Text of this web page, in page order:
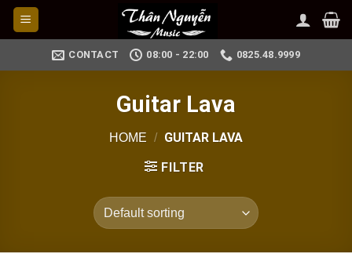
Skip
CONTACT 08:00 - 22:00 0825.48.9999
Guitar Lava
HOME / GUITAR LAVA
FILTER